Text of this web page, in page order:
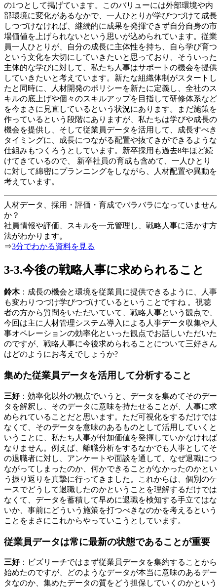
の1つとして掲げています。このバリューには外部環境や内
部環境に変化があるなかで、一人ひとりが学びつづけて成長
しつづけなければ、継続的に成果を発揮できず自分自身の市
場価値を上げられないという思いが込められています。従業
員一人ひとりが、自分の成長に主体性を持ち、自ら学び育つ
という文化を大切にしていきたいと思っており、そういった
主体的な学びに対して、私たち人事はサポートの機会を提供
していきたいと考えています。新たな組織体制がスタートし
たと同時に、人材開発のポリシーを新たに定義し、全社のス
キルの底上げや個々のスキルアップを目指して研修体系など
を今まさに見直しているという状況にあります。まだ施策を
作っているという段階にありますが、私たちは学びや成長の
機会を提供し、そして従業員データを活用して、成長すべき
タイミングに、成長につながる配置や抜てきができるような
仕組みもつくろうとしています。新卒採用も過去8年ほど続
けてきているので、 新卒社員の育成も含めて、一人ひとり
に対して綿密にプランニングをしながら、人材配置や異動を
考えています。
人材データ、採用・評価・育成でバラバラになっていません
か？
社員情報や評価、スキルを一元管理し、戦略人事に活かす方
法がわかります。
⇒3分でわかる資料を見る
3-3.今後の戦略人事に求められること
鈴木：成長の機会と環境を従業員に提供できるように、人事
も変わりつづけ学びつづけているということですね 。視聴
者の方から質問をいただいていて、戦略人事という観点で、
今回は主に人材管理システム導入による人事データ収集や人
事オペレーションの効率化といった観点でお話しいただいた
のですが、戦略人事に今後求められることについて三好さん
はどのようにお考えでしょうか?
集めた従業員データを活用して分析すること
三好：効率化以外の観点でいうと、データを集めてそのデー
タを解釈し、そのデータに意味を持たせることが、人事に求
められていることだと思います。ただ可視化をするだけでは
なくて、そのデータを意味のあるものとして活用していくと
いうことに、私たち人事が付加価値を発揮していかなければ
なりません。例えば、離職分析をするなかでも人事としてそ
の退職者に対し、アンケートや面談を通して、なぜ退職につ
ながってしまったのか、何かできることがなかったのかとい
う振り返りを真摯に行ってきました。これからは、個別のケ
ースでどうして退職したのかということを理解するだけでは
なくて、データを蓄積して早めに退職を検知する手立てはな
いか、事前にどういう施策を打つべきなのかを考えるという
ことをまさにこれからやっていこうとしています。
従業員データは常に最新の状態であることが重要
三好：ビズリーチではまず従業員データを集約することから
始めたのですが、どのようなデータが本当に意味のあるデー
タなのか、集めたデータの質をどう担保していくのかという